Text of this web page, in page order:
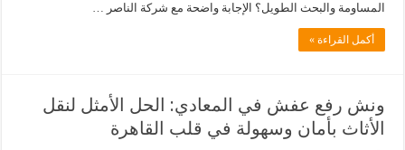
المساومة والبحث الطويل؟ الإجابة واضحة مع شركة الناصر …
أكمل القراءة »
ونش رفع عفش في المعادي: الحل الأمثل لنقل
الأثاث بأمان وسهولة في قلب القاهرة